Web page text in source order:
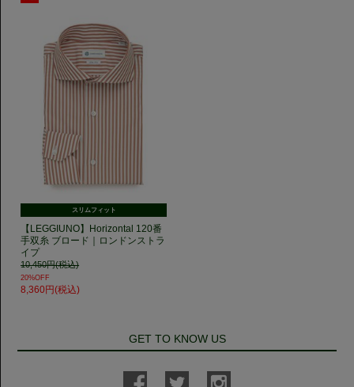
スリムフィット
【LEGGIUNO】Horizontal 120番
手双糸 ブロード｜ロンドンストラ
イプ
10,450円(税込)
20%OFF
8,360円(税込)
GET TO KNOW US